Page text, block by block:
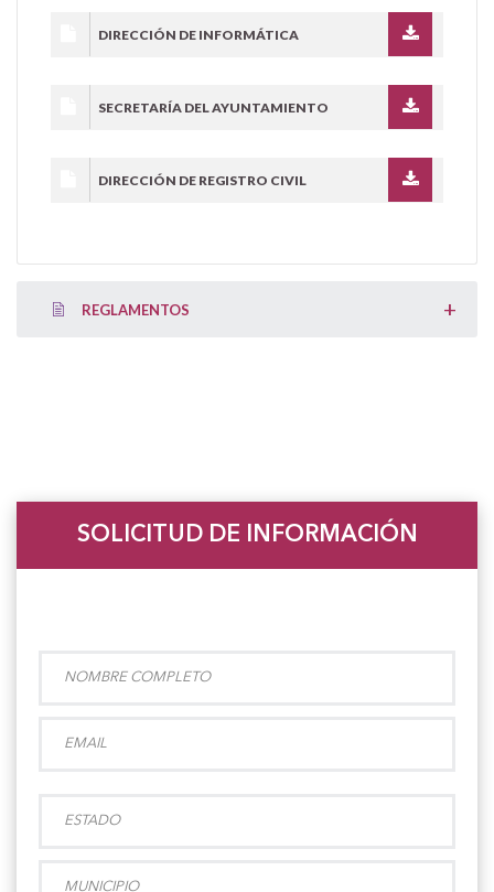
DIRECCIÓN DE INFORMÁTICA
SECRETARÍA DEL AYUNTAMIENTO
DIRECCIÓN DE REGISTRO CIVIL
REGLAMENTOS
SOLICITUD DE INFORMACIÓN